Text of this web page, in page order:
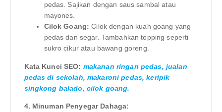
pedas. Sajikan dengan saus sambal atau
mayones.
Cilok Goang: Cilok dengan kuah goang yang
pedas dan segar. Tambahkan topping seperti
sukro cikur atau bawang goreng.
Kata Kunci SEO: makanan ringan pedas, jualan
pedas di sekolah, makaroni pedas, keripik
singkong balado, cilok goang.
4. Minuman Penyegar Dahaga: